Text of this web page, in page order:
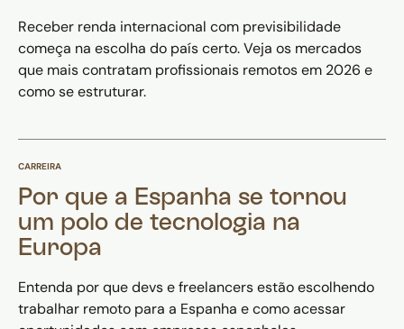
Receber renda internacional com previsibilidade
começa na escolha do país certo. Veja os mercados
que mais contratam profissionais remotos em 2026 e
como se estruturar.
CARREIRA
Por que a Espanha se tornou
um polo de tecnologia na
Europa
Entenda por que devs e freelancers estão escolhendo
trabalhar remoto para a Espanha e como acessar